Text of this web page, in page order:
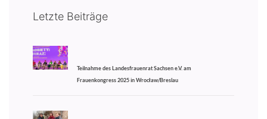
Letzte Beiträge
Teilnahme des Landesfrauenrat Sachsen e.V. am
Frauenkongress 2025 in Wrocław/Breslau